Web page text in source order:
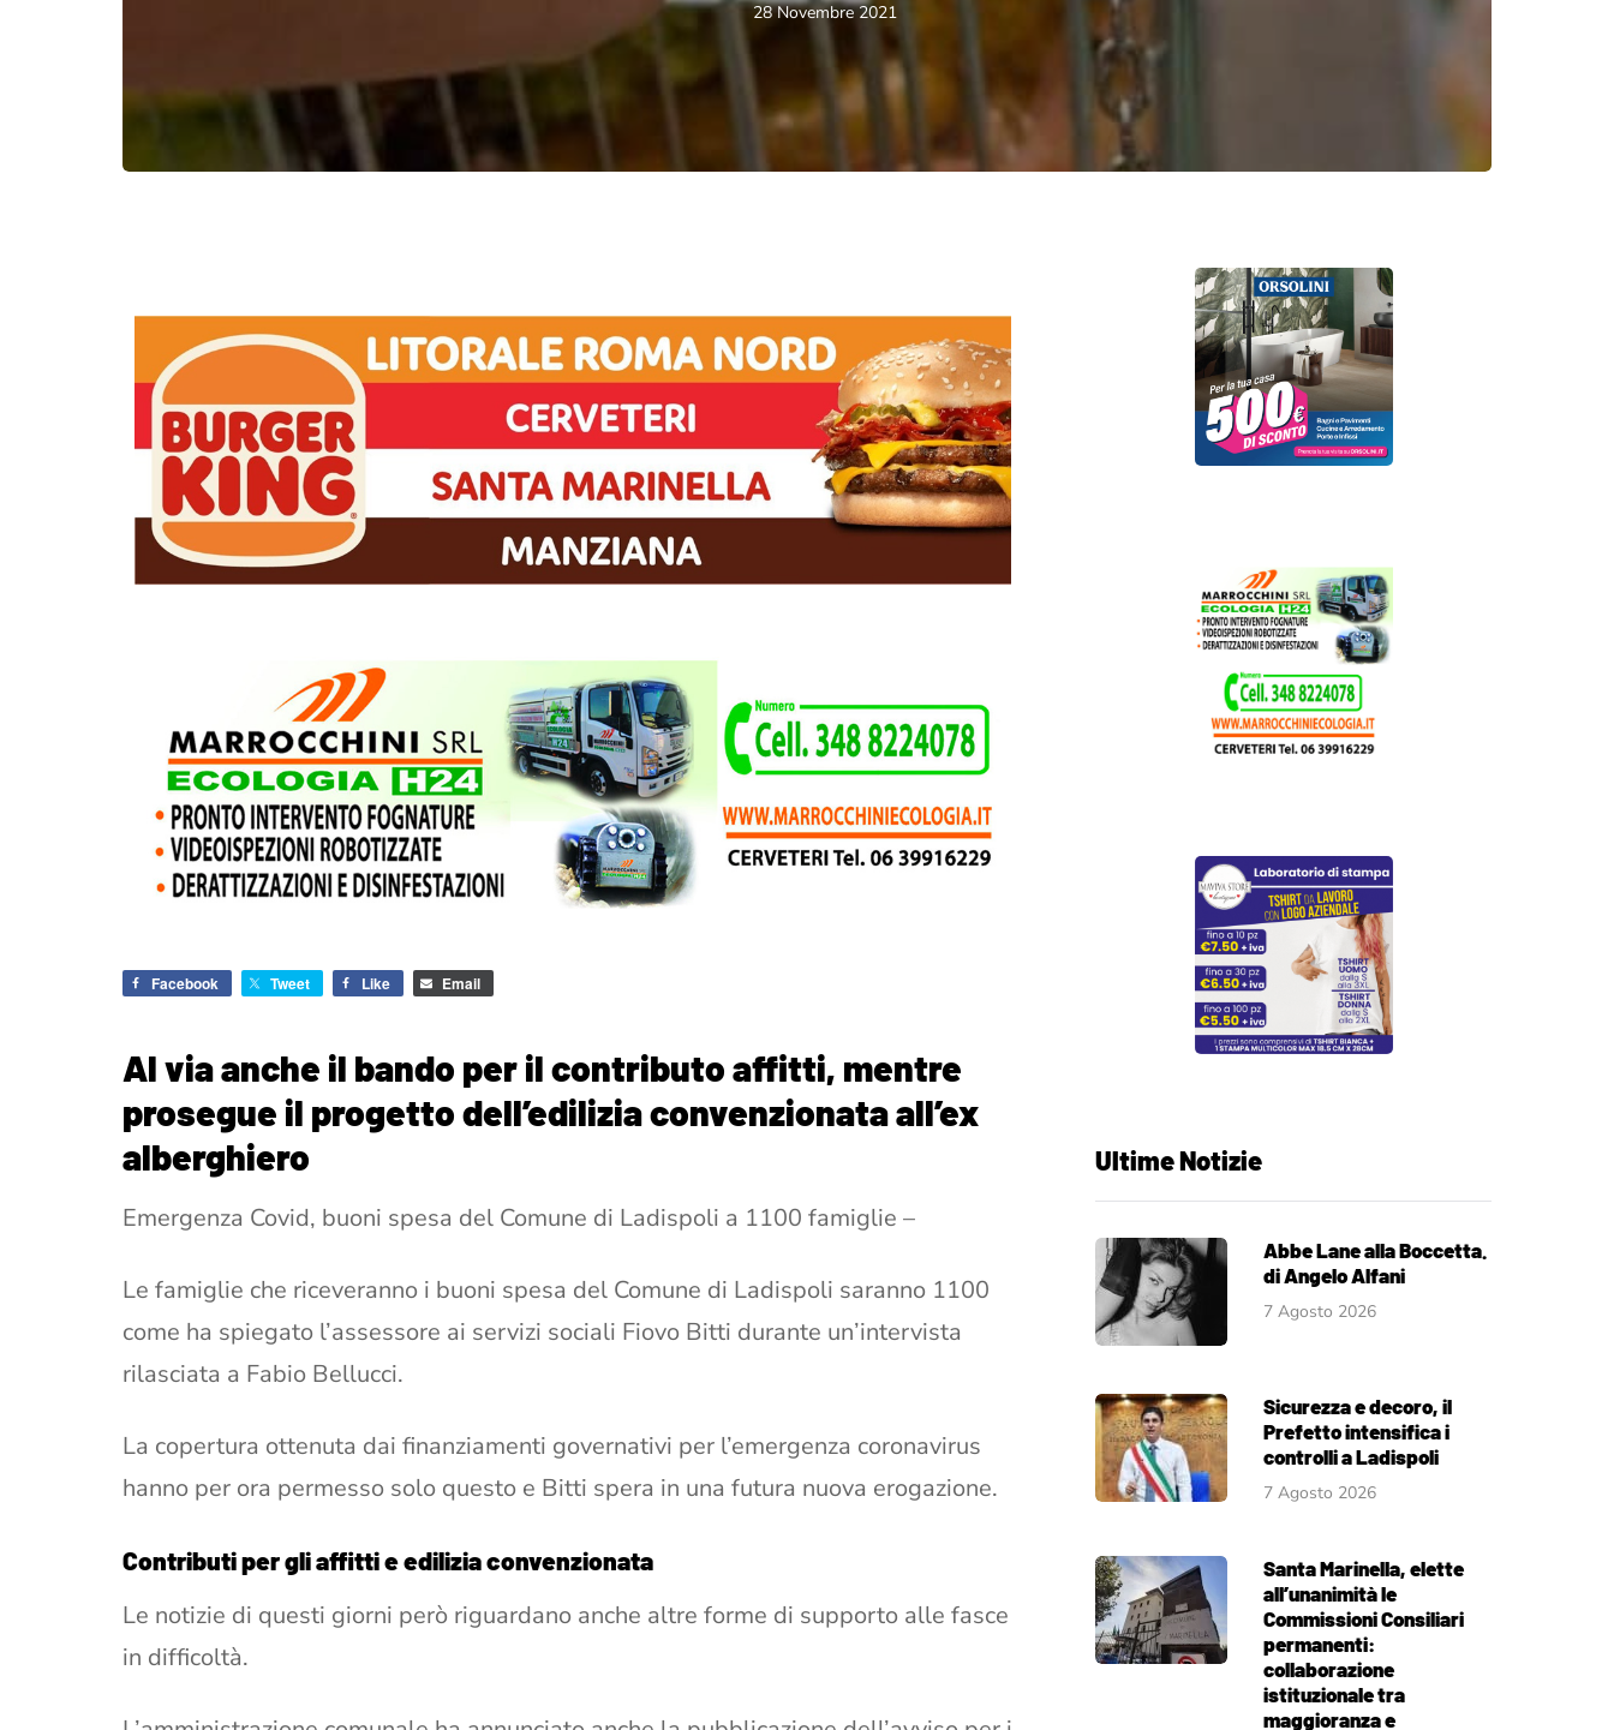
28 Novembre 2021
Facebook Tweet Like Email
Al via anche il bando per il contributo affitti, mentre
prosegue il progetto dell’edilizia convenzionata all’ex
alberghiero
Emergenza Covid, buoni spesa del Comune di Ladispoli a 1100 famiglie –
Le famiglie che riceveranno i buoni spesa del Comune di Ladispoli saranno 1100
come ha spiegato l’assessore ai servizi sociali Fiovo Bitti durante un’intervista
rilasciata a Fabio Bellucci.
La copertura ottenuta dai finanziamenti governativi per l’emergenza coronavirus
hanno per ora permesso solo questo e Bitti spera in una futura nuova erogazione.
Contributi per gli affitti e edilizia convenzionata
Le notizie di questi giorni però riguardano anche altre forme di supporto alle fasce
in difficoltà.
Ultime Notizie
Abbe Lane alla Boccetta.
di Angelo Alfani
7 Agosto 2026
Sicurezza e decoro, il
Prefetto intensifica i
controlli a Ladispoli
7 Agosto 2026
Santa Marinella, elette
all’unanimità le
Commissioni Consiliari
permanenti:
collaborazione
istituzionale tra
maggioranza e